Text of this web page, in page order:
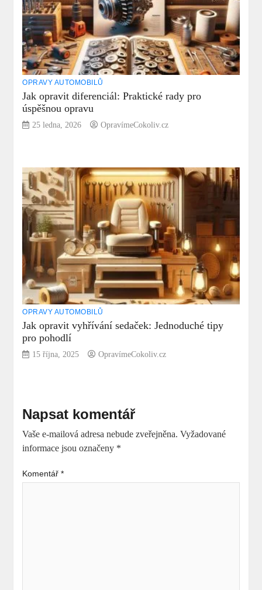
OPRAVY AUTOMOBILŮ
Jak opravit diferenciál: Praktické rady pro
úspěšnou opravu
25 ledna, 2026 OpravímeCokoliv.cz
OPRAVY AUTOMOBILŮ
Jak opravit vyhřívání sedaček: Jednoduché tipy
pro pohodlí
15 října, 2025 OpravímeCokoliv.cz
Napsat komentář
Vaše e-mailová adresa nebude zveřejněna. Vyžadované
informace jsou označeny *
Komentář*